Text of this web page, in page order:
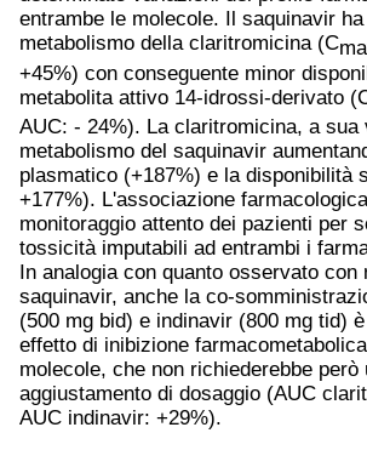
entrambe le molecole. Il saquinavir ha
metabolismo della claritromicina (C
+45%) con conseguente minor
metabolita attivo 14-idrossi-derivato
AUC: - 24%). La claritromicina, a sua
metabolismo del saquinavir
plasmatico (+187%) e la disponibilità
+177%). L'associazione
monitoraggio attento dei pazienti per
tossicità imputabili ad entrambi i
In analogia con quanto osservato con
saquinavir, anche la co-
(500 mg bid) e indinavir (800 mg tid)
effetto di inibizione
molecole, che non richiederebbe però
aggiustamento di dosaggio (AUC
AUC indinavir: +29%).